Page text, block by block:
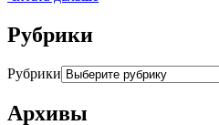
Рубрики
Рубрики
Архивы